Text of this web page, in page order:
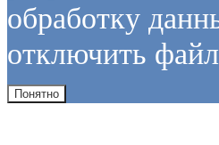
обработку
отключить
Понятно